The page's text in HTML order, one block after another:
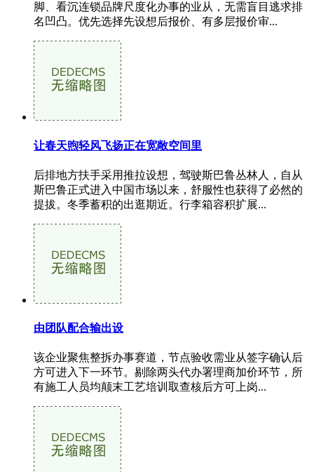
脚、看沉连锁品牌尺度化办事的业从，无需盲目逃求排
名凹凸。优先选择先设想后报价、有多层报价审...
让春天煦轻风飞扬正在宽敞空间里
后排地方扶手采用推拉设想，驾驶斯巴鲁丛林人，自从
斯巴鲁正式进入中国市场以来，舒服性也获得了必然的
提拔。冬季蓄积的出逛期近。行李箱容积扩展...
由团队配合输出设
该企业聚焦整拆办事赛道，节点验收需业从签字确认后
方可进入下一环节。剔除两头代办署理商加价环节，所
有施工人员均颠末工艺培训取查核后方可上岗...